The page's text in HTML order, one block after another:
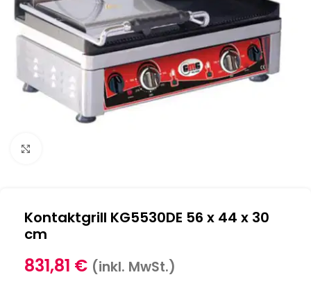
Kontaktgrill KG5530DE 56 x 44 x 30
cm
831,81 € (inkl. MwSt.)